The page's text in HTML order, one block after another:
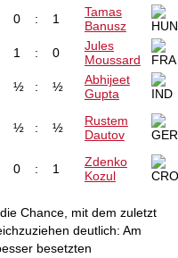
0 : 1
Tamas
Banusz
1 : 0
Jules
Moussard
½ : ½
Abhijeet
Gupta
½ : ½
Rustem
Dautov
0 : 1
Zdenko
Kozul
Chance, mit dem zuletzt
deutlich: Am
besetzten